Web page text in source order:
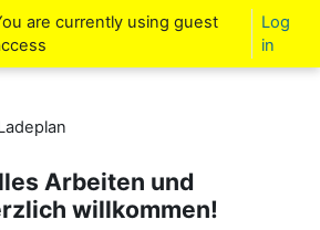
are currently using guest
Log
in
Arbeiten und
willkommen!